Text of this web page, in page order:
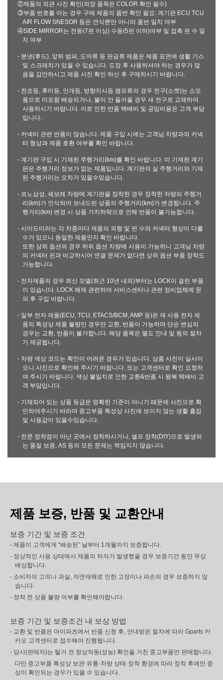
②제품의 외관 사진 확인(외장 품목은 COLOR 확인 필수)
③부품 번호를 아는 경우 구매 제품의 품번 확인 필요: 계기판 ECU TCU
AIR FLOW SNESOR 등은 연식뿐만 아니라 품번 일치 여부
④SIDE MIRROR는 전동(7핀 이상) 수동(5핀 이하)여부 및 접촉 핀 수 일
치 여부
- 본넷(후드), 앞뒤 범퍼, 도어류 등 판금류 제품은 제품 표면에 생활 기스
및 스크래치가 있을 수 있습니다. 도장 후 사용하셔야 하는 경우가 많
음을 감안하시고 제품 사진 확인 하신 후 구매하시기 바랍니다.
- 전조등, 후미등, 안개등, 방향지시등 램프류의 경우 전구(소켓)는 소모
품으로 미포함 배송되거나, 불이 안 들어올 경우 새 전구로 교체하여
사용하시기 바랍니다. 이로 인한 반품 택배비 및 공임비용은 고객 부담
입니다.
- 커넥터 관련 반품이 많습니다. 제품 구입 시에는 고객님 차량과의 커넥
터 형상과 제품 호환 여부를 확인 바랍니다.
- 계기판 구입 시 기재된 주행거리(km)를 확인 바랍니다. 미 기재된 계기
판은 주행거리 정보가 없는 제품입니다. 계기판의 실 주행거리와 기재
된 주행거리는 오차가 있을수있습니다.
- 르노삼성, 쉐보레 차량에 계기판을 장착한 경우 장착한 차량의 주행거
리(km)가 인식되어 보내드린 상품의 주행거리(km)가 변경됩니다. 주
행거리(km) 변경 시 상품 가치하락으로 인해 반품이 불가능합니다.
- 사이드미러는 각 차종마다 제품의 외형 및 핀 수와 커넥터 형상이 다를
수가 있으니 동일한 제품인지 확인 바랍니다.
또한 상위 옵션의 경우 하위 옵션 차량에 사용이 가능하니 고객님 차량
의 커넥터 핀과 비교하시어 연결 문제가 없다면 상위 옵션 부품 장착도
가능합니다.
- 전자제품의 경우 최신 모델(최근 10년 내외)부터는 LOCK이 걸린 부품
이 있습니다. LOCK 해제 관련하여 서비스센터나 관련 정비업체에 문
의 후 구입 바랍니다.
- 일부 전자 제품(ECU, TCU, ETACS/BCM, AMP 등)은 재 사용 전자 제
품의 특성상 제품 불량인 경우만 교환, 반품이 가능하며 단순 변심의
경우는 교환, 반품이 불가합니다. 해당 품목은 별도 안내 및 동의 절차
가 제공됩니다.
- 차량 색상 코드는 확인이 어려운 경우가 있습니다. 상품 사진이 실사이
오니 사진으로 확인해 주시기 바랍니다. 또는 고객센터로 확인 요청하
여 주시기 바랍니다. 색상 불일치로 인한 교환&반품 시 왕복 택배비 고
객 부담입니다.
- 기재되어 있는 상품 등급은 명확한 기준이 아니기 때문에 사진으로 확
인하여주시기 바라며 중고부품 특성상 사진에 보이지 않는 생활 흠집
및 사용감이 있을수있습니다.
- 전문 장착점이 아닌 곳에서 장착하시거나, 셀프 장착(DIY)으로 발생되
는 품질 보증, AS 등의 모든 문제는 책임지지 않습니다.
제품 보증, 반품 및 교환안내
보증 기간 및 보증 조건
- 제품이 고객에게 “배송된” 날부터 1개월까지 보증합니다.
- 정상적인 사용 상태에서 제품의 하자가 발생했을 경우 보증기간 동안 무상
배상합니다.
- 소비자의 고의나 과실, 자연재해로 인한 고장이나 파손의 경우 보증하지 않
습니다.
- 장착 전 상품 불량 여부를 확인해야합니다.
보증 기간 및 보증조건 내 보상 방법
- 교환 및 반품은 마이파츠에서 반품 신청 후, 안내받은 절차에 따라 Gparts 카
카오 고객센터로 접수해야 진행됩니다.
- 당사(판매자)는 탈거 전 정상작동(성능) 확인을 거친 중고부품만 판매합니다.
다만 중고부품 특성상 보관·유통·차량 상태·장착 환경에 따라 장착 후에만 증
상이 확인되는 경우가 있을 수 있습니다.